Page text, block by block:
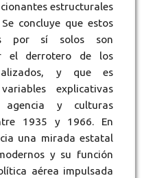
estructurales
concluye que estos
por sí solos son
el derrotero de los
y que es
explicativas
y culturas
1935 y 1966. En
una mirada estatal
y su función
aérea impulsada